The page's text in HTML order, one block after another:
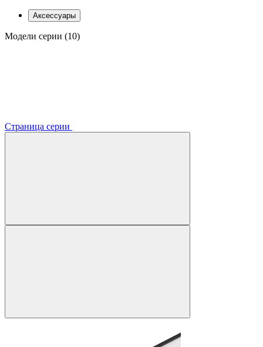
Аксессуары
Модели серии (10)
Страница серии